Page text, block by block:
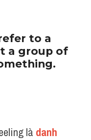
to a
a group of
là danh